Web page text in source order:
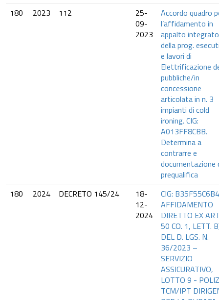
180
2023 112
25-
09-
2023
Accordo quadro
l’affidamento in
appalto integrato
della prog.
e lavori di
Elettrificazione
pubbliche/in
concessione
articolata in n. 3
impianti di cold
ironing. CIG:
A013FF8CBB.
Determina a
contrarre e
documentazione
prequalifica
180
2024 DECRETO 145/24
18-
12-
2024
CIG:
AFFIDAMENTO
DIRETTO EX
50 CO. 1, LETT.
DEL D. LGS. N.
36/2023 –
SERVIZIO
ASSICURATIVO,
LOTTO 9 -
TCM/IPT